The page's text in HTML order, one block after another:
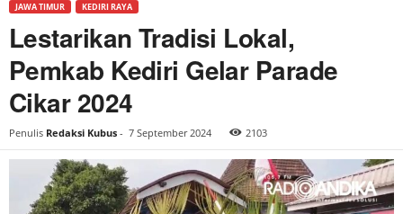
JAWA TIMUR KEDIRI RAYA
Lestarikan Tradisi Lokal,
Pemkab Kediri Gelar Parade
Cikar 2024
Penulis Redaksi Kubus - 7 September 2024 2103